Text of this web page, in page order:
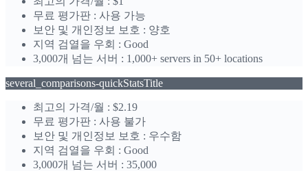
무료 평가판 : 사용 가능
보안 및 개인정보 보호 : 양호
지역 검열을 우회 : Good
3,000개 넘는 서버 : 1,000+ servers in 50+ locations
several_comparisons-quickStatsTitle
최고의 가격/월 : $2.19
무료 평가판 : 사용 불가
보안 및 개인정보 보호 : 우수함
지역 검열을 우회 : Good
3,000개 넘는 서버 : 35,000